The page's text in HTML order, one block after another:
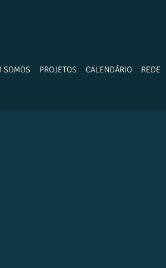
SOMOS PROJETOS CALENDÁRIO REDE